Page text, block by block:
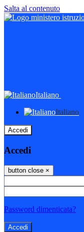
Salta al contenuto
Italiano
Italiano
Accedi
Accedi
button close ×
Password dimenticata?